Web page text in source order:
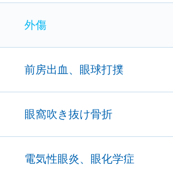
外傷
前房出血、眼球打撲
眼窩吹き抜け骨折
電気性眼炎、眼化学症